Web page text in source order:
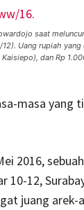
saat
Uang rupiah
dan Rp
masa yang
2016,
10-12,
juang arek-